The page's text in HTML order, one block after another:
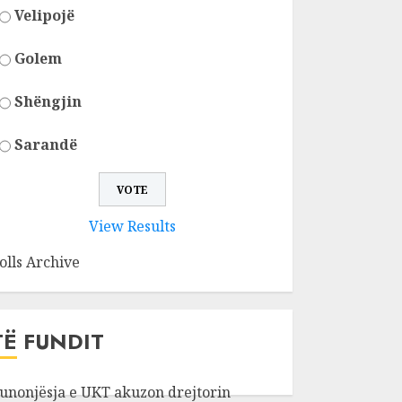
Velipojë
Golem
Shëngjin
Sarandë
View Results
Archive
FUNDIT
e UKT akuzon drejtorin